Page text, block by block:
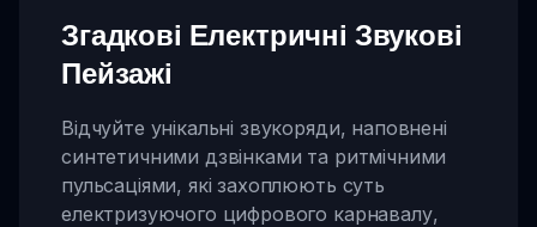
Згадкові Електричні Звукові
Пейзажі
Відчуйте унікальні звукоряди, наповнені
синтетичними дзвінками та ритмічними
пульсаціями, які захоплюють суть
електризуючого цифрового карнавалу,